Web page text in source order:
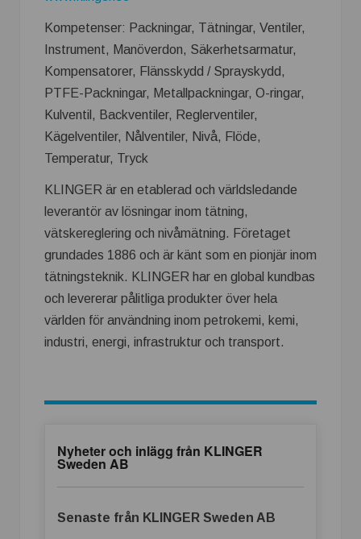
Kompetenser: Packningar, Tätningar, Ventiler,
Instrument, Manöverdon, Säkerhetsarmatur,
Kompensatorer, Flänsskydd / Sprayskydd,
PTFE-Packningar, Metallpackningar, O-ringar,
Kulventil, Backventiler, Reglerventiler,
Kägelventiler, Nålventiler, Nivå, Flöde,
Temperatur, Tryck
KLINGER är en etablerad och världsledande
leverantör av lösningar inom tätning,
vätskereglering och nivåmätning. Företaget
grundades 1886 och är känt som en pionjär inom
tätningsteknik. KLINGER har en global kundbas
och levererar pålitliga produkter över hela
världen för användning inom petrokemi, kemi,
industri, energi, infrastruktur och transport.
Nyheter och inlägg från KLINGER
Sweden AB
Senaste från KLINGER Sweden AB